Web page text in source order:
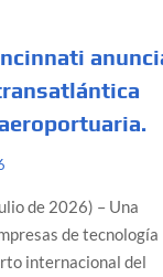
de 2026) – Una
de tecnología
internacional del